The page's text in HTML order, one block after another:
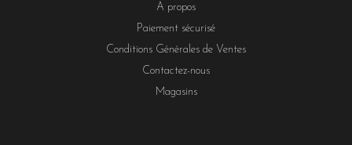
A propos
Paiement sécurisé
Conditions Générales de Ventes
Contactez-nous
Magasins